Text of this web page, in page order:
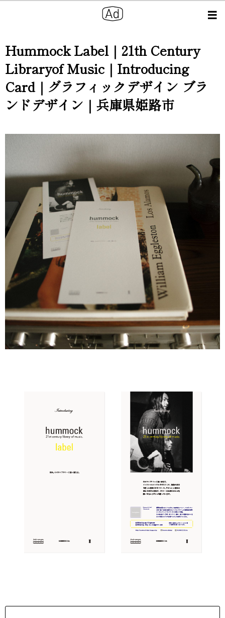
Hummock Label｜21th Century
Libraryof Music｜Introducing
Card｜グラフィックデザイン ブラ
ンドデザイン｜兵庫県姫路市